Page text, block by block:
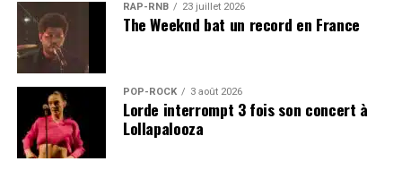
RAP-RNB 23 juillet 2026
The Weeknd bat un record en France
POP-ROCK 3 août 2026
Lorde interrompt 3 fois son concert à
Lollapalooza